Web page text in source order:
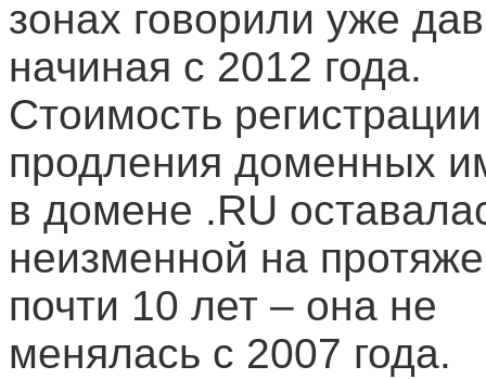
зонах говорили уже
начиная с 2012 года.
Стоимость
продления доменных
в домене .RU
неизменной на
почти 10 лет – она не
менялась с 2007 года.